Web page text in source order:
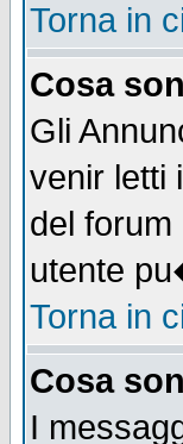
Torna in
Cosa
Gli
venir letti
del
utente
Torna in
Cosa
I